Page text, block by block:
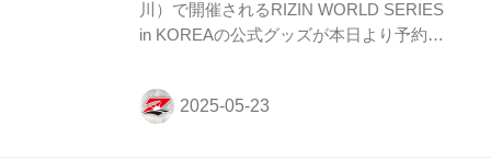
川）で開催されるRIZIN WORLD SERIES
in KOREAの公式グッズが本日より予約販
しこんだ『RIZIN WORLD SERIES in
KOREA Tシャツ』&『RIZIN WORLD